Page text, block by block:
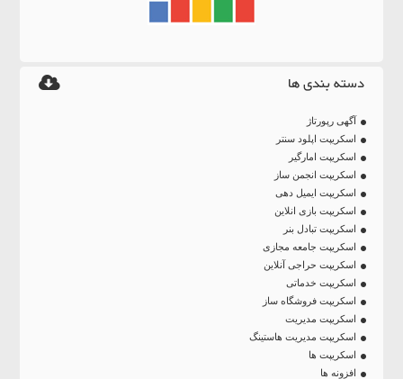
دسته بندی ها
آگهی رپورتاژ
اسکریپت اپلود سنتر
اسکریپت امارگیر
اسکریپت انجمن ساز
اسکریپت ایمیل دهی
اسکریپت بازی انلاین
اسکریپت تبادل بنر
اسکریپت جامعه مجازی
اسکریپت حراجی آنلاین
اسکریپت خدماتی
اسکریپت فروشگاه ساز
اسکریپت مدیریت
اسکریپت مدیریت هاستینگ
اسکریپت ها
افزونه ها